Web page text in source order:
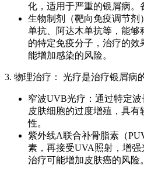
化，适用于严重的银屑病。
生物制剂（靶向免疫调节
单抗、阿达木单抗等，能够
的特定免疫分子，治疗的
能增加感染的风险。
3. 物理治疗： 光疗是治疗银屑病
窄波UVB光疗：通过特定
皮肤细胞的过度增殖，具
性。
紫外线A联合补骨脂素（
素，再接受UVA照射，增
治疗可能增加皮肤癌的风险。